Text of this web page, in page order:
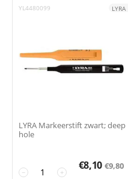
YL4480099 LYRA
LYRA Markeerstift zwart; deep
hole
+
−
€8,10 €9,80